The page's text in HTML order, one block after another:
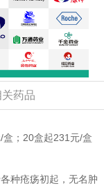
药品
；20盒起231元/盒
种疮疡初起，无名肿